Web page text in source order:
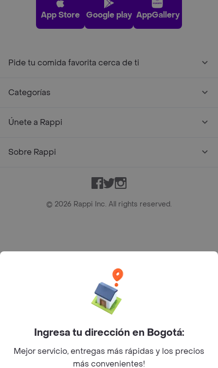
App Store Google play AppGallery
Pide tu comida favorita cerca de ti
Categorías
Únete a Rappi
Sobre Rappi
Facebook
TwitterInstagram
© 2026 Rappi Inc. All rights reserved.
Bogotá D.C. --- notificacionesrappi@rappi.com
Ingresa tu dirección en Bogotá:
Mejor servicio, entregas más rápidas y los precios
más convenientes!